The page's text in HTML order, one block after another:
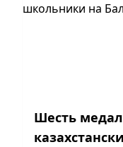
Шесть